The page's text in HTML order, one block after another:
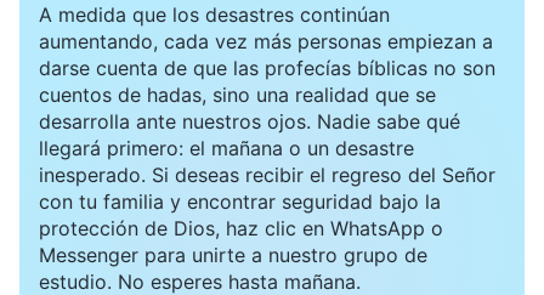
A medida que los desastres continúan
aumentando, cada vez más personas empiezan a
darse cuenta de que las profecías bíblicas no son
cuentos de hadas, sino una realidad que se
desarrolla ante nuestros ojos. Nadie sabe qué
llegará primero: el mañana o un desastre
inesperado. Si deseas recibir el regreso del Señor
con tu familia y encontrar seguridad bajo la
protección de Dios, haz clic en WhatsApp o
Messenger para unirte a nuestro grupo de
estudio. No esperes hasta mañana.